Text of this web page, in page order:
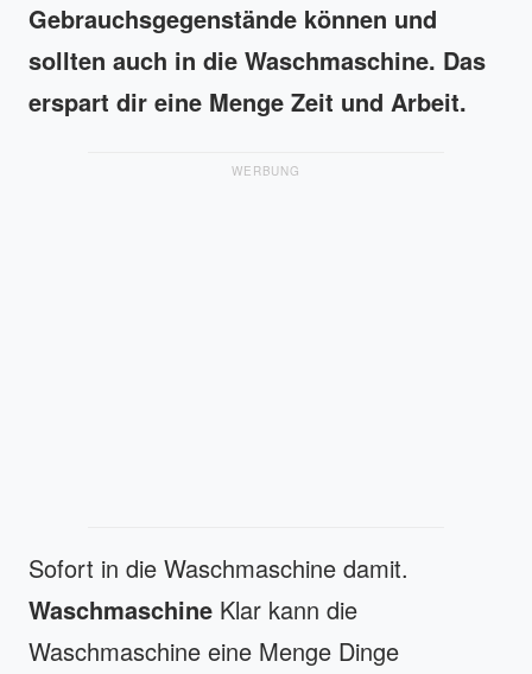
Gebrauchsgegenstände können und
sollten auch in die Waschmaschine. Das
erspart dir eine Menge Zeit und Arbeit.
WERBUNG
Sofort in die Waschmaschine damit.
Waschmaschine Klar kann die
Waschmaschine eine Menge Dinge